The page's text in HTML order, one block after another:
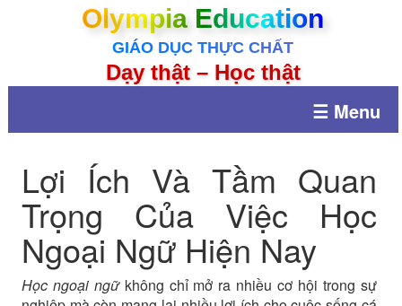
Olympia Education
GIÁO DỤC THỰC CHẤT
Dạy thật – Học thật
☰ Menu
Lợi Ích Và Tầm Quan
Trọng Của Việc Học
Ngoại Ngữ Hiện Nay
Học ngoại ngữkhông chỉ mở ra nhiều cơ hội trong sự